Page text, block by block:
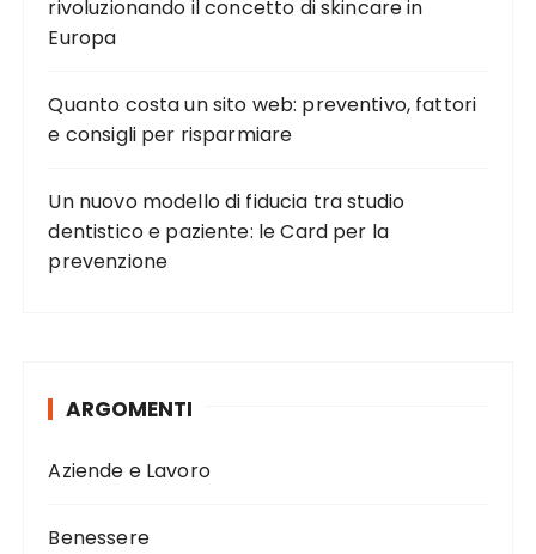
rivoluzionando il concetto di skincare in
Europa
Quanto costa un sito web: preventivo, fattori
e consigli per risparmiare
Un nuovo modello di fiducia tra studio
dentistico e paziente: le Card per la
prevenzione
ARGOMENTI
Aziende e Lavoro
Benessere